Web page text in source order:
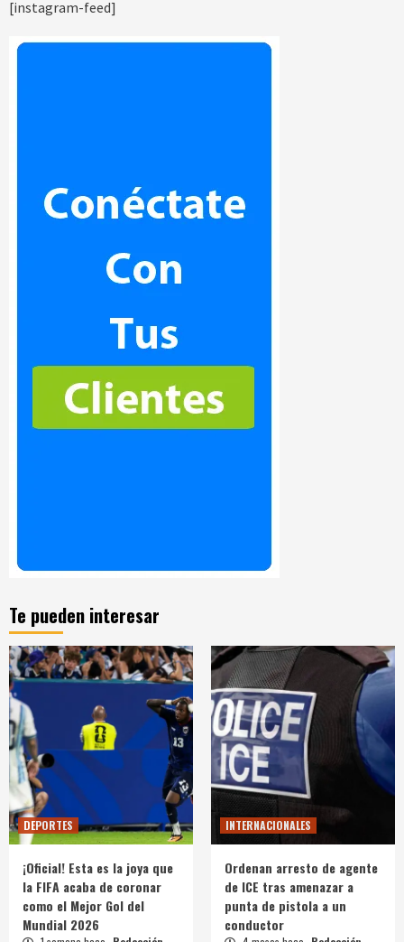
[instagram-feed]
Te pueden interesar
DEPORTES
¡Oficial! Esta es la joya que
la FIFA acaba de coronar
como el Mejor Gol del
Mundial 2026
INTERNACIONALES
Ordenan arresto de agente
de ICE tras amenazar a
punta de pistola a un
conductor